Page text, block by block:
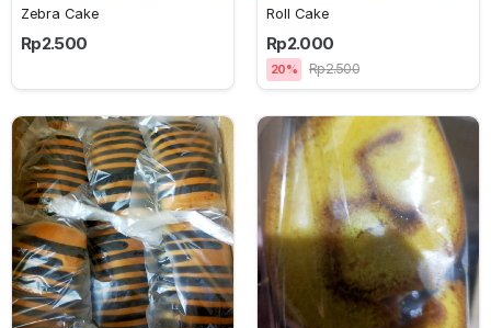
Zebra Cake
Rp2.500
Roll Cake
Rp2.000
20% Rp2.500